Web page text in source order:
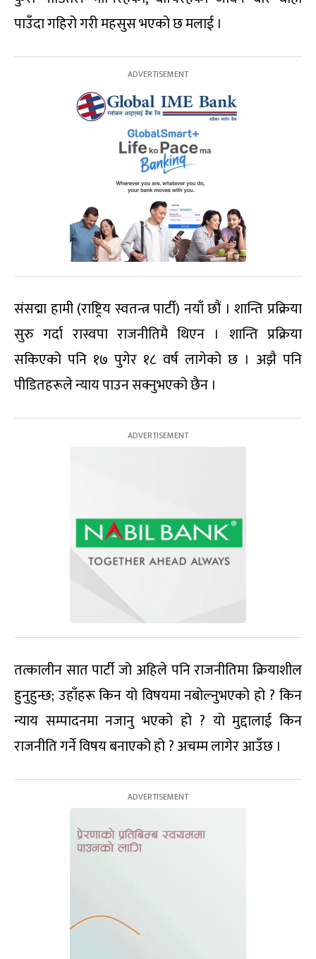
पाउँदा गहिरो गरी महसुस भएको छ मलाई ।
संसद्मा हामी (राष्ट्रिय स्वतन्त्र पार्टी) नयाँ छौं । शान्ति प्रक्रिया
सुरु गर्दा रास्वपा राजनीतिमै थिएन । शान्ति प्रक्रिया
सकिएको पनि १७ पुगेर १८ वर्ष लागेको छ । अझै पनि
पीडितहरूले न्याय पाउन सक्नुभएको छैन ।
तत्कालीन सात पार्टी जो अहिले पनि राजनीतिमा क्रियाशील
हुनुहुन्छ; उहाँहरू किन यो विषयमा नबोल्नुभएको हो ? किन
न्याय सम्पादनमा नजानु भएको हो ? यो मुद्दालाई किन
राजनीति गर्ने विषय बनाएको हो ? अचम्म लागेर आउँछ ।